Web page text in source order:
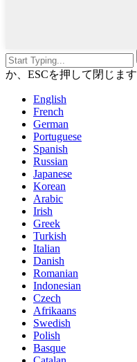
か、ESCを押して閉じます
English
French
German
Portuguese
Spanish
Russian
Japanese
Korean
Arabic
Irish
Greek
Turkish
Italian
Danish
Romanian
Indonesian
Czech
Afrikaans
Swedish
Polish
Basque